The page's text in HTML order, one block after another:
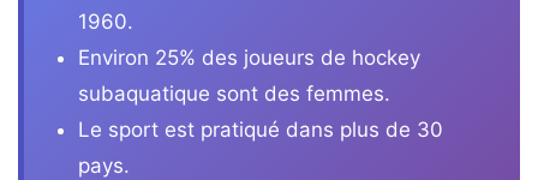
1960.
Environ 25% des joueurs de hockey
subaquatique sont des femmes.
Le sport est pratiqué dans plus de 30
pays.